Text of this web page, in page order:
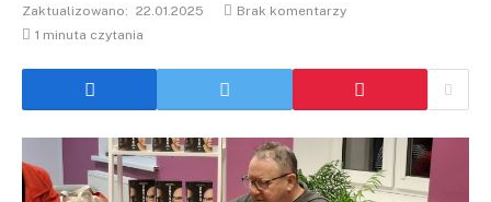
Zaktualizowano: 22.01.2025
Brak komentarzy
1 minuta czytania